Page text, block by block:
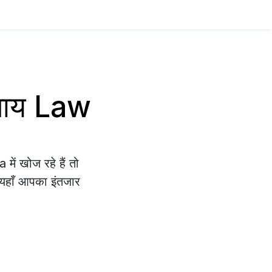
Law
में खोज रहे हैं तो
आपका इंतजार